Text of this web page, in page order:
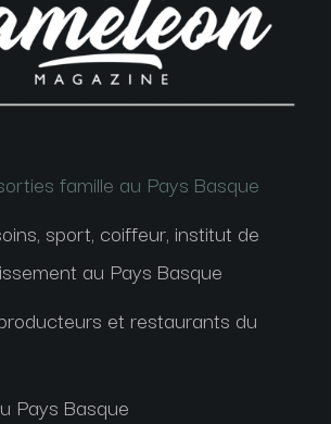
famille au Pays Basque
sport, coiffeur, institut de
au Pays Basque
et restaurants du
Pays Basque